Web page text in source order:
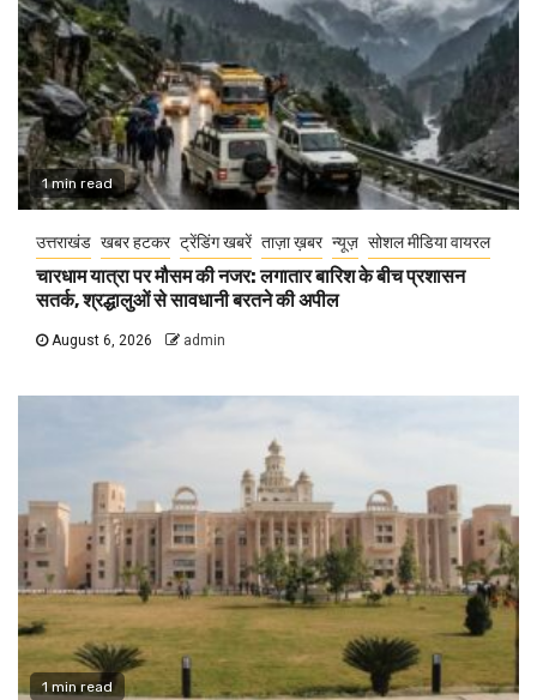
1 min read
उत्तराखंड खबर हटकर ट्रेंडिंग खबरें ताज़ा ख़बर न्यूज़ सोशल मीडिया वायरल
चारधाम यात्रा पर मौसम की नजर: लगातार बारिश के बीच प्रशासन
सतर्क, श्रद्धालुओं से सावधानी बरतने की अपील
August 6, 2026 admin
1 min read